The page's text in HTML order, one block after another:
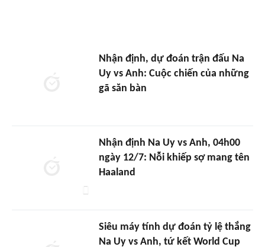
Nhận định, dự đoán trận đấu Na
Uy vs Anh: Cuộc chiến của những
gã săn bàn
Nhận định Na Uy vs Anh, 04h00
ngày 12/7: Nỗi khiếp sợ mang tên
Haaland
Siêu máy tính dự đoán tỷ lệ thắng
Na Uy vs Anh, tứ kết World Cup